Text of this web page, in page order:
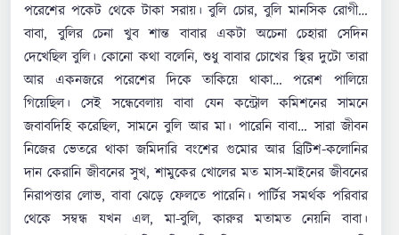
পরেশের পকেট থেকে টাকা সরায়। বুলি চোর, বুলি মানসিক রোগী…
বাবা, বুলির চেনা খুব শান্ত বাবার একটা অচেনা চেহারা সেদিন
দেখেছিল বুলি। কোনো কথা বলেনি, শুধু বাবার চোখের স্থির দুটো তারা
আর একনজরে পরেশের দিকে তাকিয়ে থাকা… পরেশ পালিয়ে
গিয়েছিল। সেই সন্ধেবেলায় বাবা যেন কন্ট্রোল কমিশনের সামনে
জবাবদিহি করেছিল, সামনে বুলি আর মা। পারেনি বাবা… সারা জীবন
নিজের ভেতরে থাকা জমিদারি বংশের গুমোর আর ব্রিটিশ-কলোনির
দান কেরানি জীবনের সুখ, শামুকের খোলের মত মাস-মাইনের জীবনের
নিরাপত্তার লোভ, বাবা ঝেড়ে ফেলতে পারেনি। পার্টির সমর্থক পরিবার
থেকে সম্বন্ধ যখন এল, মা-বুলি, কারুর মতামত নেয়নি বাবা।